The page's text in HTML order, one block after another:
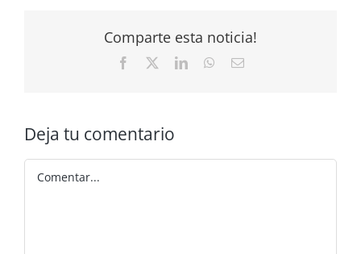
Comparte esta noticia!
Facebook LinkedInWhatsApp
Correo
Deja tu comentario
Comentar